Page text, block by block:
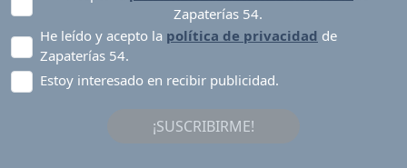
Zapaterías 54.
He leído y acepto la política de privacidad de
Zapaterías 54.
Estoy interesado en recibir publicidad.
¡SUSCRIBIRME!